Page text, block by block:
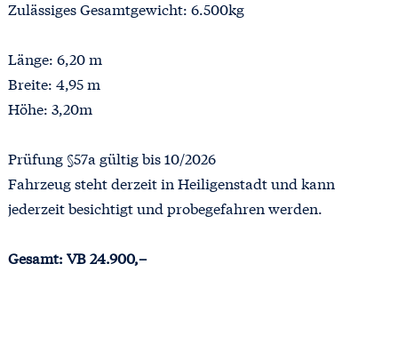
Zulässiges Gesamtgewicht: 6.500kg
Länge: 6,20 m
Breite: 4,95 m
Höhe: 3,20m
Prüfung §57a gültig bis 10/2026
Fahrzeug steht derzeit in Heiligenstadt und kann
jederzeit besichtigt und probegefahren werden.
Gesamt: VB 24.900,–